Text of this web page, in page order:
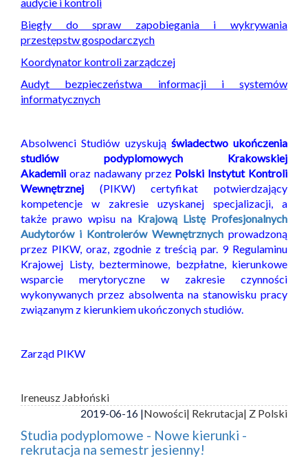
Biegły do spraw zapobiegania i wykrywania
przestępstw gospodarczych
Koordynator kontroli zarządczej
Audyt bezpieczeństwa informacji i systemów
informatycznych
Absolwenci Studiów uzyskują świadectwo ukończenia
studiów podyplomowych Krakowskiej
Akademii oraz nadawany przez Polski Instytut Kontroli
Wewnętrznej (PIKW) certyfikat potwierdzający
kompetencje w zakresie uzyskanej specjalizacji, a
także prawo wpisu na Krajową Listę Profesjonalnych
Audytorów i Kontrolerów Wewnętrznych prowadzoną
przez PIKW, oraz, zgodnie z treścią par. 9 Regulaminu
Krajowej Listy, bezterminowe, bezpłatne, kierunkowe
wsparcie merytoryczne w zakresie czynności
wykonywanych przez absolwenta na stanowisku pracy
związanym z kierunkiem ukończonych studiów.
Zarząd PIKW
Ireneusz Jabłoński
2019-06-16 |Nowości| Rekrutacja| Z Polski
Studia podyplomowe - Nowe kierunki -
rekrutacja na semestr jesienny!